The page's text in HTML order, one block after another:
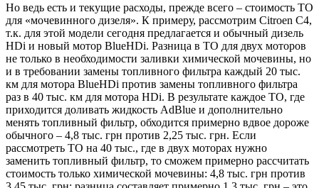
Но ведь есть и текущие расходы, прежде всего – стоимость ТО
для «мочевинного дизеля». К примеру, рассмотрим Citroen C4,
т.к. для этой модели сегодня предлагается и обычный дизель
HDi и новый мотор BlueHDi. Разница в ТО для двух моторов
не только в необходимости заливки химической мочевины, но
и в требовании замены топливного фильтра каждый 20 тыс.
км для мотора BlueHDi против замены топливного фильтра
раз в 40 тыс. км для мотора HDi. В результате каждое ТО, где
приходится доливать жидкость AdBlue и дополнительно
менять топливный фильтр, обходится примерно вдвое дороже
обычного – 4,8 тыс. грн против 2,25 тыс. грн. Если
рассмотреть ТО на 40 тыс., где в двух моторах нужно
заменить топливный фильтр, то сможем примерно рассчитать
стоимость только химической мочевины: 4,8 тыс. грн против